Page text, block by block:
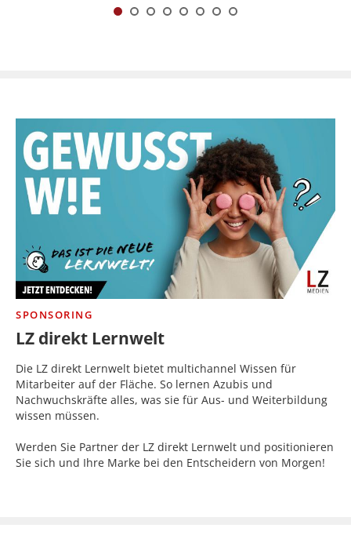
SPONSORING
LZ direkt Lernwelt
Die LZ direkt Lernwelt bietet multichannel Wissen für
Mitarbeiter auf der Fläche. So lernen Azubis und
Nachwuchskräfte alles, was sie für Aus- und Weiterbildung
wissen müssen.
Werden Sie Partner der LZ direkt Lernwelt und positionieren
Sie sich und Ihre Marke bei den Entscheidern von Morgen!